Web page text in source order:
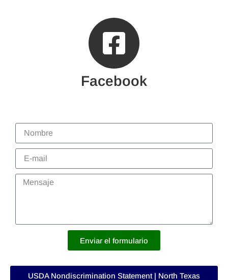
Facebook
Enviar el formulario
USDA Nondiscrimination Statement | North Texas